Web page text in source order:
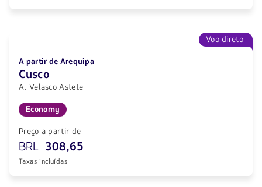
Voo direto
A partir de Arequipa
Cusco
A. Velasco Astete
Economy
Preço a partir de
BRL 308,65
Taxas incluídas